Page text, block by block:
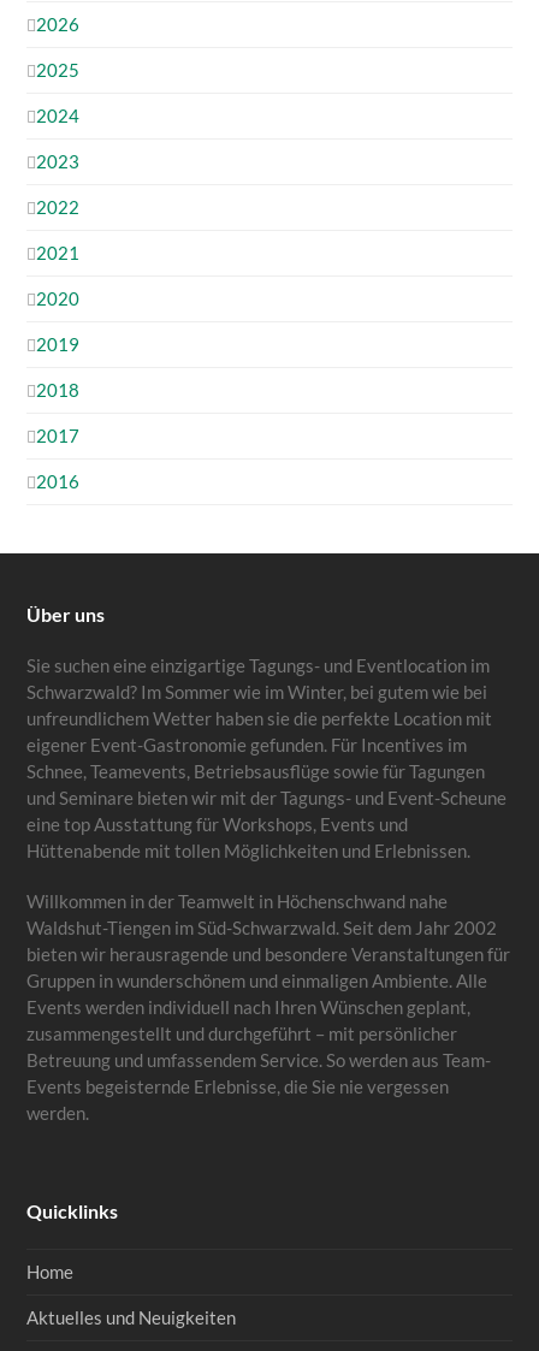
2026
2025
2024
2023
2022
2021
2020
2019
2018
2017
2016
Über uns
Sie suchen eine einzigartige Tagungs- und Eventlocation im
Schwarzwald? Im Sommer wie im Winter, bei gutem wie bei
unfreundlichem Wetter haben sie die perfekte Location mit
eigener Event-Gastronomie gefunden. Für Incentives im
Schnee, Teamevents, Betriebsausflüge sowie für Tagungen
und Seminare bieten wir mit der Tagungs- und Event-Scheune
eine top Ausstattung für Workshops, Events und
Hüttenabende mit tollen Möglichkeiten und Erlebnissen.
Willkommen in der Teamwelt in Höchenschwand nahe
Waldshut-Tiengen im Süd-Schwarzwald. Seit dem Jahr 2002
bieten wir herausragende und besondere Veranstaltungen für
Gruppen in wunderschönem und einmaligen Ambiente. Alle
Events werden individuell nach Ihren Wünschen geplant,
zusammengestellt und durchgeführt – mit persönlicher
Betreuung und umfassendem Service. So werden aus Team-
Events begeisternde Erlebnisse, die Sie nie vergessen
werden.
Quicklinks
Home
Aktuelles und Neuigkeiten